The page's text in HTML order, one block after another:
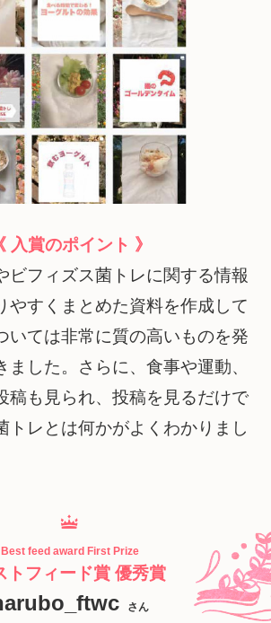
入賞のポイント 》
ビフィズス菌トレに関する情報
やすくまとめた資料を作成して
いては非常に質の高いものを発
ました。さらに、食事や運動、
稿も見られ、投稿を見るだけで
トレとは何かがよくわかりまし
Best feed award First Prize
トフィード賞 優秀賞
さん